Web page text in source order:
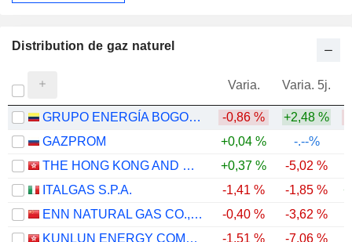
Distribution de gaz naturel
Varia. Varia. 5j.
GRUPO ENERGÍA BOGOTÁ S.A. E.S.P. -0,86 % +2,48 %
GAZPROM
+0,04 %
-.--%
THE HONG KONG AND CHINA GAS COMPANY LIMITED
+0,37 % -5,02 %
ITALGAS S.P.A.
-1,41 % -1,85 %
ENN NATURAL GAS CO., LTD.
-0,40 % -3,62 %
KUNLUN ENERGY COMPANY LIMITED
-1,51 % -7,06 %